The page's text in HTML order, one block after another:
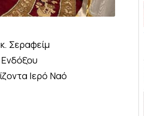
Σεραφείμ
Ενδόξου
Ιερό Ναό